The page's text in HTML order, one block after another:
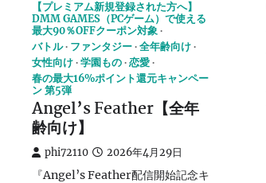
【プレミアム新規登録された方へ】
DMM GAMES（PCゲーム）で使える
最大90％OFFクーポン対象
バトル
ファンタジー 全年齢向け
女性向け 学園もの 恋愛
春の最大16%ポイント還元キャンペー
ン 第5弾
Angel’s Feather【全年
齢向け】
phi72110 2026年4月29日
『Angel’s Feather配信開始記念キ